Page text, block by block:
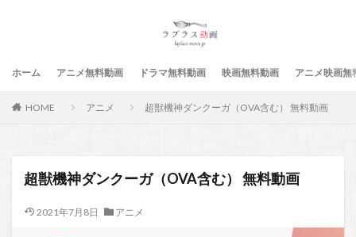
ホーム アニメ無料動画 ドラマ無料動画 映画無料動画 アニメ映画無
HOME アニメ 超獣機神ダンクーガ（OVA含む） 無料動画
超獣機神ダンクーガ（OVA含む） 無料動画
2021年7月8日 アニメ